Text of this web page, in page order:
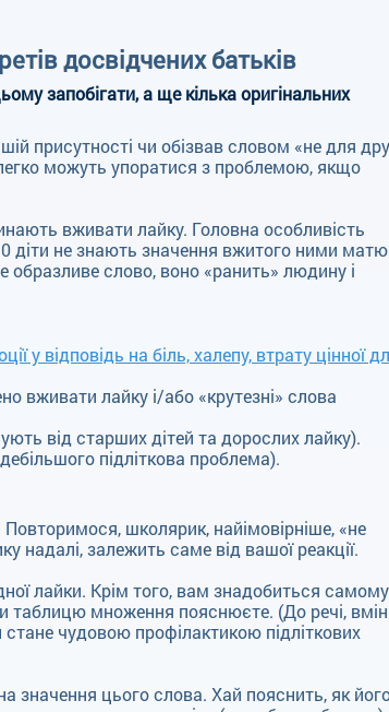
досвідчених батьків
запобігати, а ще кілька оригінальних
присутності чи обізвав словом «не для
можуть упоратися з проблемою, якщо
вживати лайку. Головна особливість
діти не знають значення вжитого ними
образливе слово, воно «ранить» людину і
у відповідь на біль, халепу, втрату цінної
вживати лайку і/або «крутезні» слова
від старших дітей та дорослих лайку).
підліткова проблема).
школярик, найімовірніше, «не
надалі, залежить саме від вашої реакції.
лайки. Крім того, вам знадобиться самому
таблицю множення пояснюєте. (До речі,
чудовою профілактикою підліткових
значення цього слова. Хай пояснить, як